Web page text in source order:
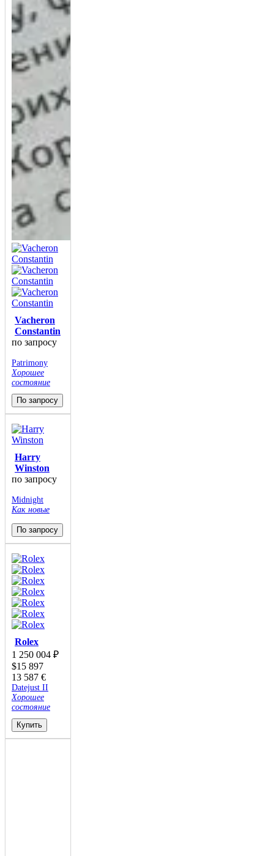
Vacheron
Constantin
по запросу
Patrimony
Хорошее
состояние
По запросу
Harry
Winston
по запросу
Midnight
Как новые
По запросу
Rolex
1 250 004 ₽
$15 897
13 587 €
Datejust II
Хорошее
состояние
Купить